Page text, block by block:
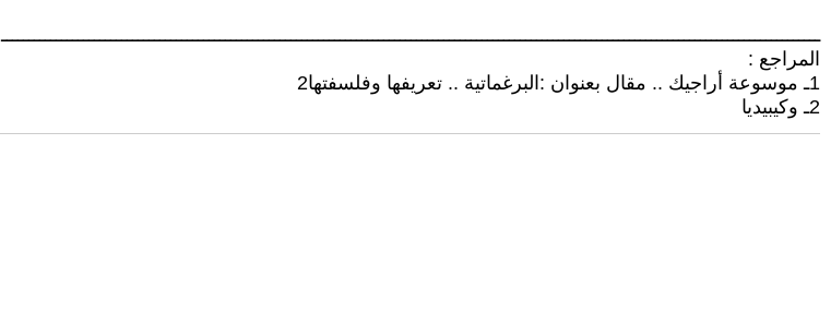
ــــــــــــــــــــــــــــــــــــــــــــــــــــــــــــــــــــــــــــــــــــــــــــــــــــــــــــــــــــــــــــــــــــــــــــــــــــــ
المراجع :
1ـ موسوعة أراجيك .. مقال بعنوان :البرغماتية .. تعريفها وفلسفتها2
2ـ وكيبيديا